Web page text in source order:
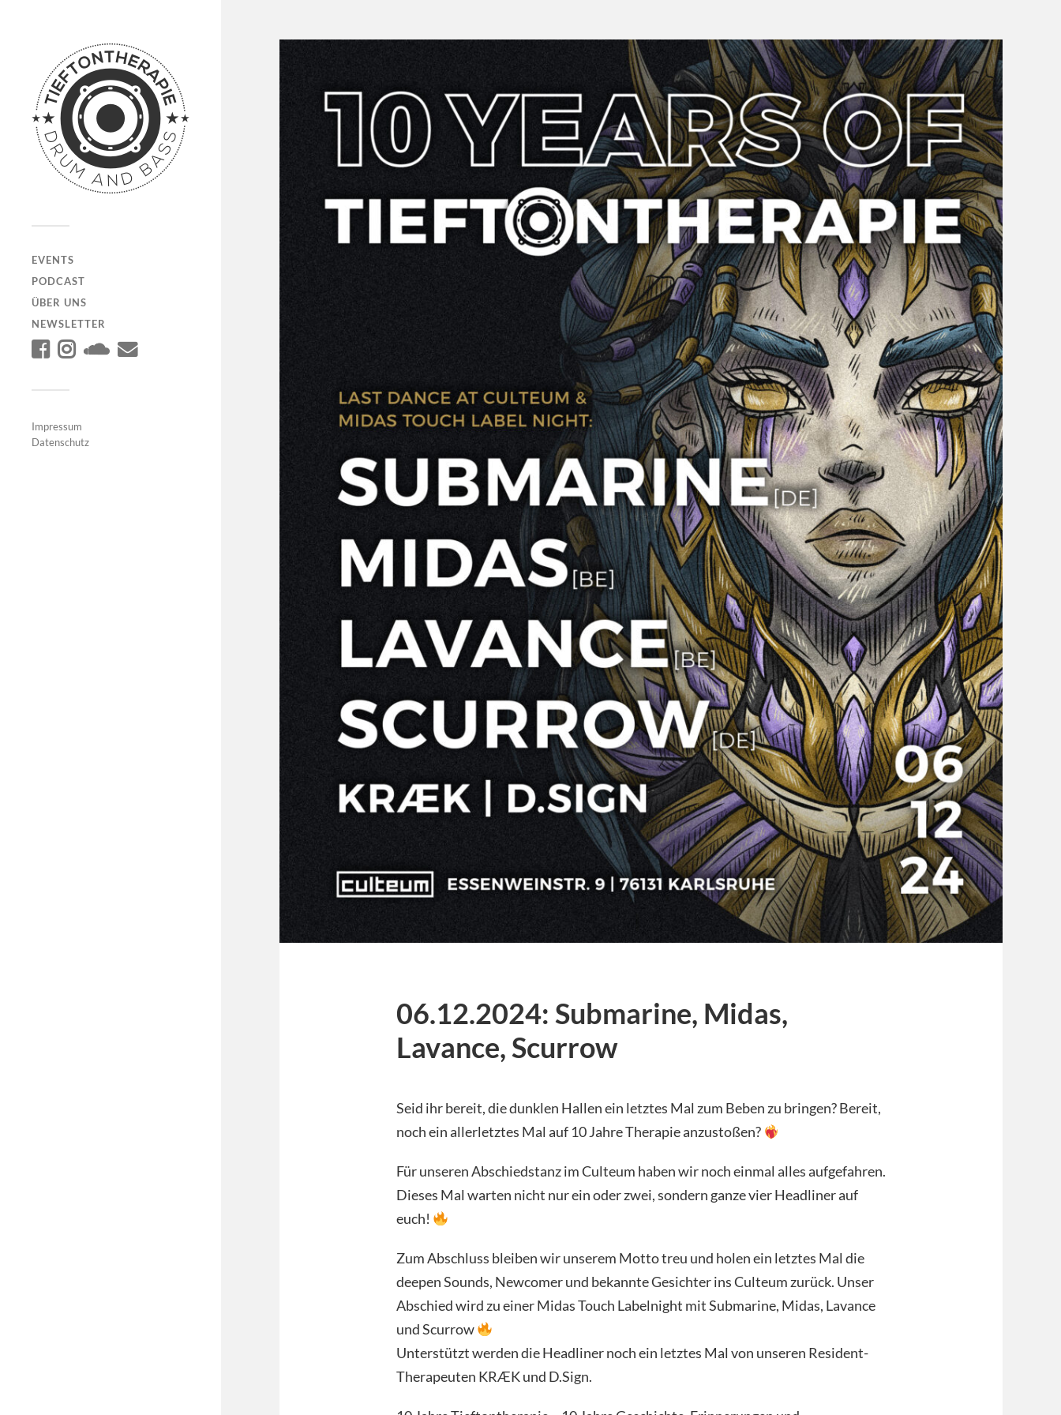
EVENTS
PODCAST
ÜBER UNS
NEWSLETTER
Impressum
Datenschutz
06.12.2024: Submarine, Midas,
Lavance, Scurrow
Seid ihr bereit, die dunklen Hallen ein letztes Mal zum Beben zu bringen? Bereit,
noch ein allerletztes Mal auf 10 Jahre Therapie anzustoßen?
Für unseren Abschiedstanz im Culteum haben wir noch einmal alles aufgefahren.
Dieses Mal warten nicht nur ein oder zwei, sondern ganze vier Headliner auf
euch!
Zum Abschluss bleiben wir unserem Motto treu und holen ein letztes Mal die
deepen Sounds, Newcomer und bekannte Gesichter ins Culteum zurück. Unser
Abschied wird zu einer Midas Touch Labelnight mit Submarine, Midas, Lavance
und Scurrow
Unterstützt werden die Headliner noch ein letztes Mal von unseren Resident-
Therapeuten KRÆK und D.Sign.